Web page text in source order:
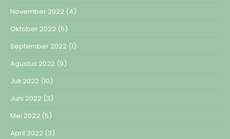
November 2022 (4)
Oktober 2022 (6)
September 2022 (1)
Agustus 2022 (9)
Juli 2022 (10)
Juni 2022 (3)
Mei 2022 (5)
April 2022 (3)